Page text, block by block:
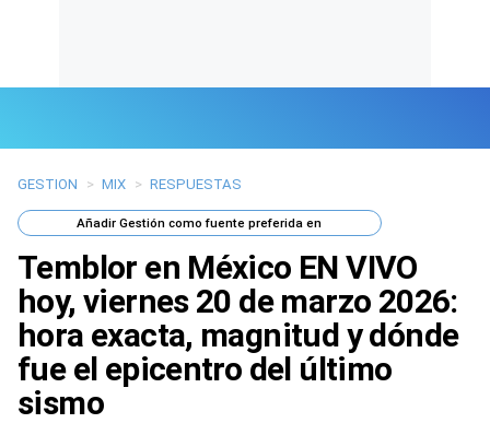
Últimas Noticias
Mi Bolsillo
Respuestas
Gente
Vida Laboral
GESTION > MIX > RESPUESTAS
AñadirGestión como fuente preferida en
Temblor en México EN VIVO
hoy, viernes 20 de marzo 2026:
hora exacta, magnitud y dónde
fue el epicentro del último
sismo